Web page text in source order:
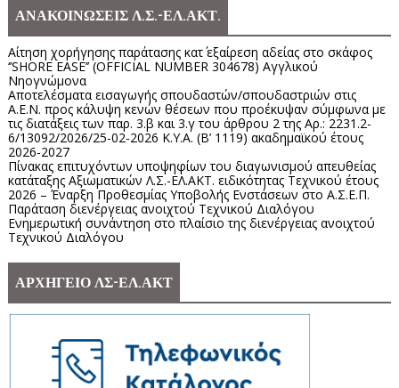
ΑΝΑΚΟΙΝΩΣΕΙΣ Λ.Σ.-ΕΛ.ΑΚΤ.
Αίτηση χορήγησης παράτασης κατ΄ εξαίρεση αδείας στο σκάφος
‘’SHORE EASE’’ (OFFICIAL NUMBER 304678) Αγγλικού
Νηογνώμονα
Αποτελέσματα εισαγωγής σπουδαστών/σπουδαστριών στις
Α.Ε.Ν. προς κάλυψη κενών θέσεων που προέκυψαν σύμφωνα με
τις διατάξεις των παρ. 3.β και 3.γ του άρθρου 2 της Αρ.: 2231.2-
6/13092/2026/25-02-2026 Κ.Υ.Α. (Β’ 1119) ακαδημαϊκού έτους
2026-2027
Πίνακας επιτυχόντων υποψηφίων του διαγωνισμού απευθείας
κατάταξης Αξιωματικών Λ.Σ.-ΕΛ.ΑΚΤ. ειδικότητας Τεχνικού έτους
2026 – Έναρξη Προθεσμίας Υποβολής Ενστάσεων στο Α.Σ.Ε.Π.
Παράταση διενέργειας ανοιχτού Τεχνικού Διαλόγου
Ενημερωτική συνάντηση στο πλαίσιο της διενέργειας ανοιχτού
Τεχνικού Διαλόγου
ΑΡΧΗΓΕΙΟ ΛΣ-ΕΛ.ΑΚΤ